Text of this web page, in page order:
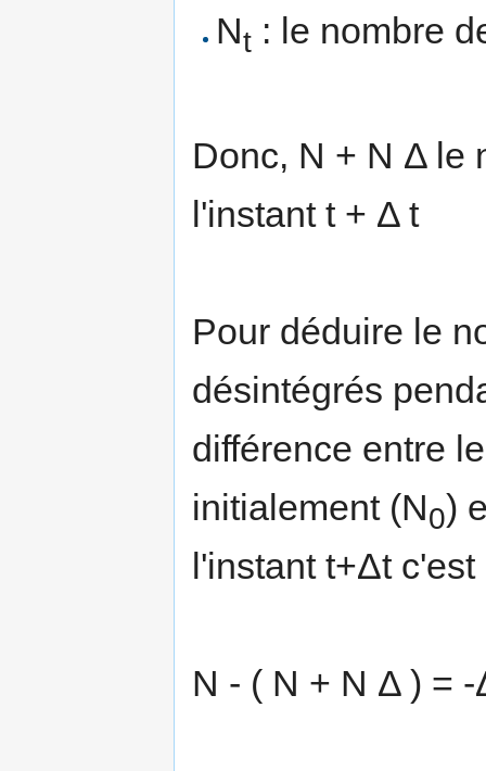
Nt : le nombre
Donc, N + N Δ le
l'instant t + Δ t
Pour déduire le
désintégrés
différence entre
initialement (N0)
l'instant t+Δt
N - ( N + N Δ ) =